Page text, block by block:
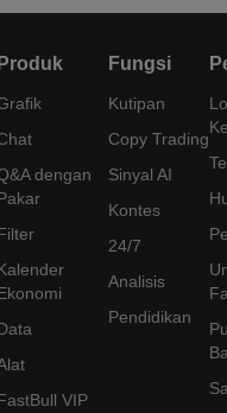
Produk
dengan
VIP
Fungsi
Kutipan
Copy Trading
Sinyal AI
Kontes
24/7
Analisis
Pendidikan